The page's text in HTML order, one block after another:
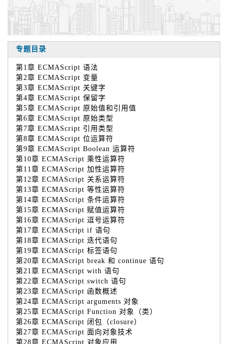
专题目录
第1章 ECMAScript 语法
第2章 ECMAScript 变量
第3章 ECMAScript 关键字
第4章 ECMAScript 保留字
第5章 ECMAScript 原始值和引用值
第6章 ECMAScript 原始类型
第7章 ECMAScript 引用类型
第8章 ECMAScript 位运算符
第9章 ECMAScript Boolean 运算符
第10章 ECMAScript 乘性运算符
第11章 ECMAScript 加性运算符
第12章 ECMAScript 关系运算符
第13章 ECMAScript 等性运算符
第14章 ECMAScript 条件运算符
第15章 ECMAScript 赋值运算符
第16章 ECMAScript 逗号运算符
第17章 ECMAScript if 语句
第18章 ECMAScript 迭代语句
第19章 ECMAScript 标签语句
第20章 ECMAScript break 和 continue 语句
第21章 ECMAScript with 语句
第22章 ECMAScript switch 语句
第23章 ECMAScript 函数概述
第24章 ECMAScript arguments 对象
第25章 ECMAScript Function 对象（类）
第26章 ECMAScript 闭包（closure）
第27章 ECMAScript 面向对象技术
第28章 ECMAScript 对象应用